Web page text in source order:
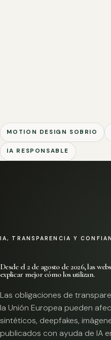
MOTION DESIGN SOBRIO
IA RESPONSABLE
IA, TRANSPARENCIA Y
Desde el 2 de agosto de 2026, las
explicar mejor cómo los utilizan.
Las obligaciones de
la Unión Europea pueden
sintéticos, deepfakes,
publicados con ayuda de IA